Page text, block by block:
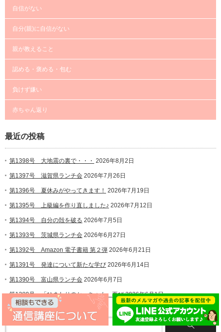
自信がない
自分(親)に自信がない
親が教えること
認める・褒める・包む
負けず嫌い
赤ちゃん返り
最近の投稿
第1398号 大地震の裏で・・・ 2026年8月2日
第1397号 滋賀県ランチ会 2026年7月26日
第1396号 夏休みがやってきます！ 2026年7月19日
第1395号 上級編を作り直しました♪ 2026年7月12日
第1394号 自分の殻を破る 2026年7月5日
第1393号 茨城県ランチ会 2026年6月27日
第1392号 Amazon 電子書籍 第２弾 2026年6月21日
第1391号 発達について新たな学び 2026年6月14日
第1390号 富山県ランチ会 2026年6月7日
第1389号 「ひまわりのかっちゃん」再び 2026年6月1日